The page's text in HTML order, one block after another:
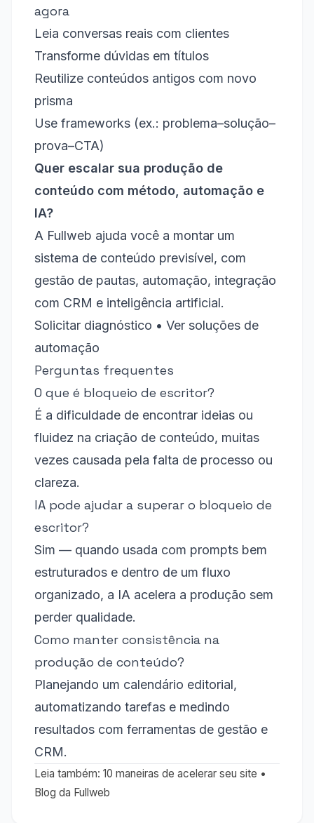
agora
Leia conversas reais com clientes
Transforme dúvidas em títulos
Reutilize conteúdos antigos com novo
prisma
Use frameworks (ex.: problema–solução–
prova–CTA)
Quer escalar sua produção de
conteúdo com método, automação e
IA?
A Fullweb ajuda você a montar um
sistema de conteúdo previsível, com
gestão de pautas, automação, integração
com CRM e inteligência artificial.
Solicitar diagnóstico • Ver soluções de
automação
Perguntas frequentes
O que é bloqueio de escritor?
É a dificuldade de encontrar ideias ou
fluidez na criação de conteúdo, muitas
vezes causada pela falta de processo ou
clareza.
IA pode ajudar a superar o bloqueio de
escritor?
Sim — quando usada com prompts bem
estruturados e dentro de um fluxo
organizado, a IA acelera a produção sem
perder qualidade.
Como manter consistência na
produção de conteúdo?
Planejando um calendário editorial,
automatizando tarefas e medindo
resultados com ferramentas de gestão e
CRM.
Leia também: 10 maneiras de acelerar seu site •
Blog da Fullweb